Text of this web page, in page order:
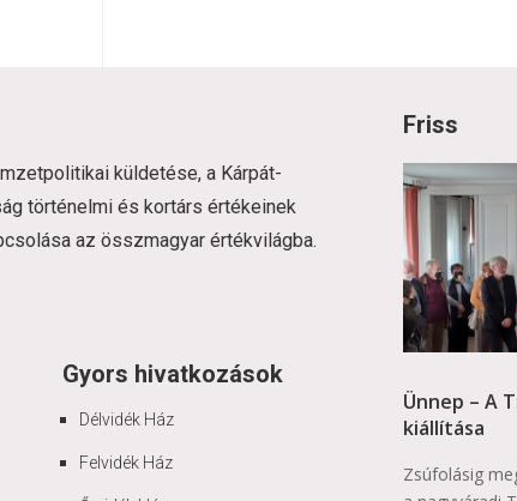
küldetése, a Kárpát-
történelmi és kortárs értékeinek
az összmagyar értékvilágba.
Gyors hivatkozások
Délvidék Ház
Felvidék Ház
Friss
Ünnep – A
kiállítása
Zsúfolásig